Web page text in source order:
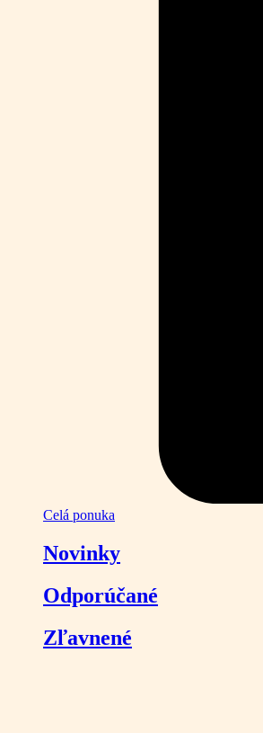
Celá ponuka
Novinky
Odporúčané
Zľavnené